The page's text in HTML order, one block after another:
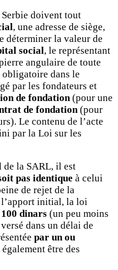
doivent tout
, une adresse de siège,
déterminer la valeur de
social, le représentant
angulaire de toute
dans le
par les fondateurs et
de fondation (pour une
de fondation (pour
Le contenu de l’acte
par la Loi sur les
la SARL, il est
pas identique à celui
de rejet de la
l’apport initial, la loi
100 dinars (un peu moins
dans un délai de
par un ou
être des